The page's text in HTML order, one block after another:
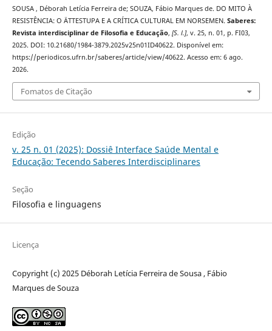
SOUSA , Déborah Letícia Ferreira de; SOUZA, Fábio Marques de. DO MITO À
RESISTÊNCIA: O ÄTTESTUPA E A CRÍTICA CULTURAL EM NORSEMEN. Saberes:
Revista interdisciplinar de Filosofia e Educação, [S. l.], v. 25, n. 01, p. FI03,
2025. DOI: 10.21680/1984-3879.2025v25n01ID40622. Disponível em:
https://periodicos.ufrn.br/saberes/article/view/40622. Acesso em: 6 ago.
2026.
Fomatos de Citação
Edição
v. 25 n. 01 (2025): Dossiê Interface Saúde Mental e
Educação: Tecendo Saberes Interdisciplinares
Seção
Filosofia e linguagens
Licença
Copyright (c) 2025 Déborah Letícia Ferreira de Sousa , Fábio
Marques de Souza